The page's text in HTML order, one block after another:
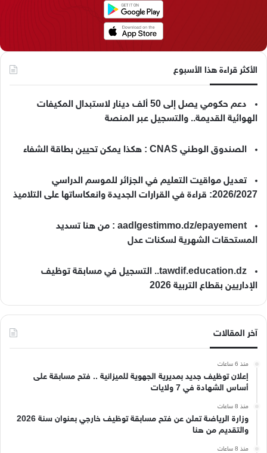
م
الأكثر قراءة هذا الأسبوع
دعم حكومي يصل إلى 50 ألف دينار لاستبدال المكيفات
الهوائية القديمة.. والتسجيل عبر المنصة
الصندوق الوطني CNAS : هكذا يمكن تحيين بطاقة الشفاء
تعديل مواقيت التعليم في الجزائر للموسم الدراسي
2026/2027: قراءة في القرارات الجديدة وانعكاساتها على التلاميذ
aadlgestimmo.dz/epayement : من هنا تسديد
المستحقات الشهرية لسكنات عدل
tawdif.education.dz.. التسجيل في مسابقة توظيف
الإداريين بقطاع التربية 2026
آخر المقالات
منذ 6 ساعات
إعلان توظيف جديد بمديرية الجهوية للميزانية .. فتح مسابقة على
أساس الشهادة في 7 ولايات
منذ 8 ساعات
وزارة الرياضة تعلن عن فتح مسابقة توظيف خارجي بعنوان سنة 2026
والتقديم من هنا
منذ 8 ساعات